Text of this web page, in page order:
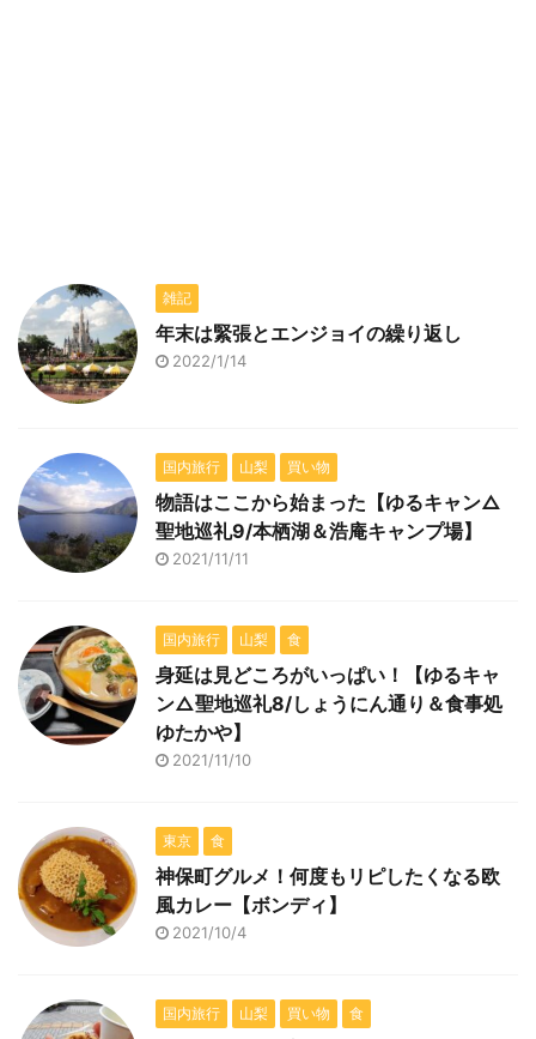
雑記
年末は緊張とエンジョイの繰り返し
2022/1/14
国内旅行 山梨 買い物
物語はここから始まった【ゆるキャン△
聖地巡礼9/本栖湖＆浩庵キャンプ場】
2021/11/11
国内旅行 山梨 食
身延は見どころがいっぱい！【ゆるキャ
ン△聖地巡礼8/しょうにん通り＆食事処
ゆたかや】
2021/11/10
東京 食
神保町グルメ！何度もリピしたくなる欧
風カレー【ボンディ】
2021/10/4
国内旅行 山梨 買い物 食